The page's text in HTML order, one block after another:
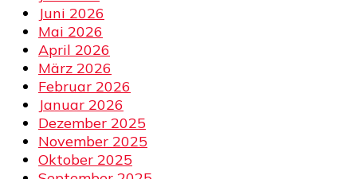
Juni 2026
Mai 2026
April 2026
März 2026
Februar 2026
Januar 2026
Dezember 2025
November 2025
Oktober 2025